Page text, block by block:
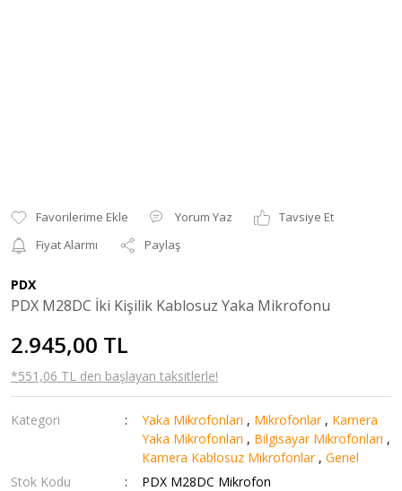
Yorum Yaz
Tavsiye Et
Fiyat Alarmı
Paylaş
PDX
PDX M28DC İki Kişilik Kablosuz Yaka Mikrofonu
2.945,00 TL
*551,06 TL den başlayan taksitlerle!
Kategori Yaka Mikrofonları , Mikrofonlar , Kamera
Yaka Mikrofonları , Bilgisayar Mikrofonları ,
Kamera Kablosuz Mikrofonlar ,Genel
Stok Kodu
PDX M28DC Mikrofon